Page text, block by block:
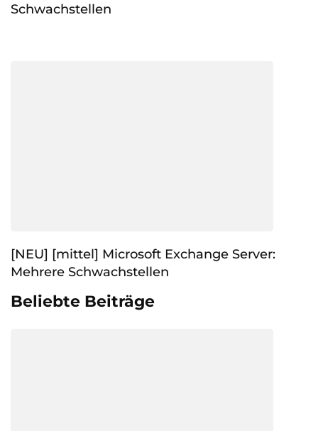
Schwachstellen
[NEU] [mittel] Microsoft Exchange Server:
Mehrere Schwachstellen
Beliebte Beiträge